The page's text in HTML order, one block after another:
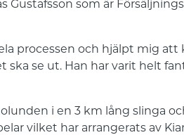
Gustafsson som är
processen och hjälpt mig
se ut. Han har varit helt
i en 3 km lång slinga
vilket har arrangerats av